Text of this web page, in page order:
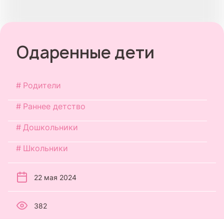
Одаренные дети
Родители
Раннее детство
Дошкольники
Школьники
22 мая 2024
382